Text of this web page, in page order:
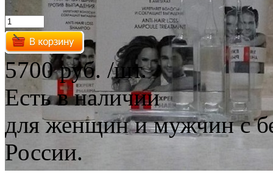
5700 руб. /шт.
Есть в наличии
для женщин и мужчин с
России.